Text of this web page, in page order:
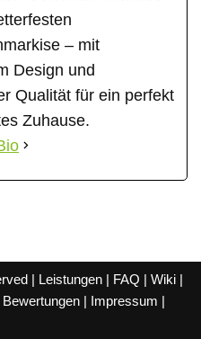
– mit
Design und
Qualität für ein perfekt
Zuhause.
| Leistungen | FAQ | Wiki |
Bewertungen | Impressum |